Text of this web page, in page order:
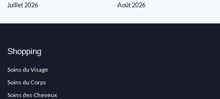
Juillet 2026
Août 2026
Shopping
Soins du Visage
Soins du Corps
Soins des Cheveux